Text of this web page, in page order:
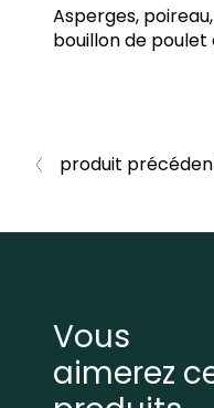
Asperges,
bouillon de
produit
Vous
aimerez